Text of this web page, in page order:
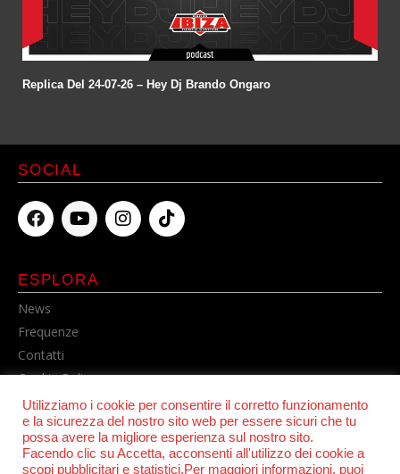
Replica Del 24-07-26 – Hey Dj Brando Ongaro
ESPLORA
News
Frequenze
Contatti
Cookie Policy
Privacy Policy
SOCIAL
Utilizziamo i cookie per consentire il corretto funzionamento
e la sicurezza del nostro sito web per essere sicuri che tu
possa avere la migliore esperienza sul nostro sito.
Facendo clic su Accetta, acconsenti all'utilizzo dei cookie a
scopi pubblicitari e statistici.Per maggiori informazioni, puoi